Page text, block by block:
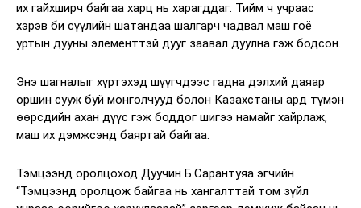
их гайхширч байгаа харц нь харагддаг. Тийм ч учраас
хэрэв би сүүлийн шатандаа шалгарч чадвал маш гоё
уртын дууны элементтэй дууг заавал дуулна гэж бодсон.
Энэ шагналыг хүртэхэд шүүгчдээс гадна дэлхий даяар
оршин сууж буй монголчууд болон Казахстаны ард түмэн
өөрсдийн ахан дүүс гэж боддог шигээ намайг хайрлаж,
маш их дэмжсэнд баяртай байгаа.
Тэмцээнд оролцоход Дуучин Б.Сарантуяа эгчийн
“Тэмцээнд оролцож байгаа нь хангалттай том зүйл